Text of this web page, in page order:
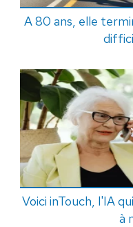
A 80 ans, elle
Voici inTouch, l'IA
à